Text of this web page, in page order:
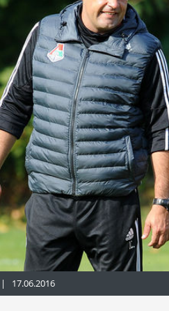
| 17.06.2016